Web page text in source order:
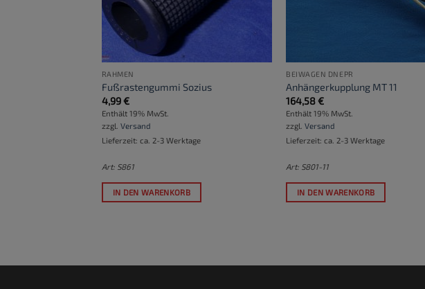
RAHMEN
Fußrastengummi Sozius
4,99€
Enthält 19% MwSt.
zzgl. Versand
Lieferzeit: ca. 2-3 Werktage
Art: S861
IN DEN WARENKORB
BEIWAGEN DNEPR
Anhängerkupplung MT 11
164,58€
Enthält 19% MwSt.
zzgl.Versand
Lieferzeit: ca. 2-3 Werktage
Art: S801-11
IN DEN WARENKORB